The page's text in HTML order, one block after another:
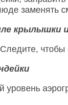
заменять